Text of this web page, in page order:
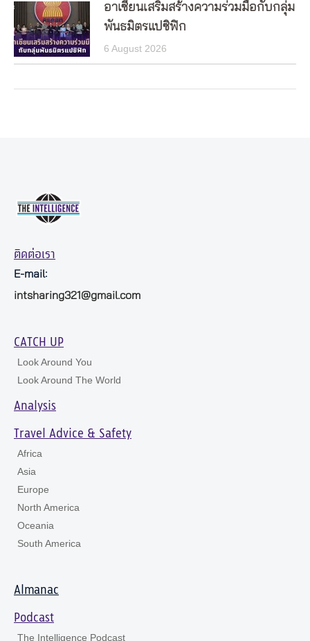
อาเซียนเสริมสร้างความร่วมมือกับกลุ่ม
พันธมิตรแปซิฟิก
6 August 2026
ติดต่อเรา
E-mail:
intsharing321@gmail.com
CATCH UP
Look Around You
Look Around The World
Analysis
Travel Advice & Safety
Africa
Asia
Europe
North America
Oceania
South America
Almanac
Podcast
The Intelligence Podcast